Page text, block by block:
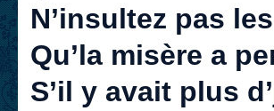
N’insultez pas
Qu’la misère a
S’il y avait plus